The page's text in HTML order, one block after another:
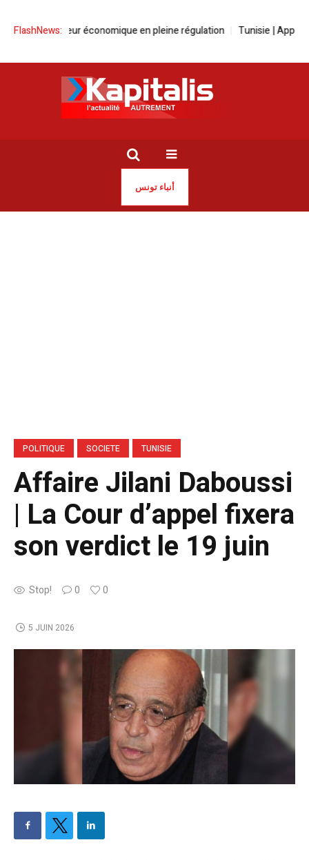
FlashNews:
secteur économique en pleine régulation Tunisie | Appel à la
أنباء تونس
POLITIQUE SOCIETE TUNISIE
Affaire Jilani Daboussi
| La Cour d’appel fixera
son verdict le 19 juin
Stop! 0 0
5 JUIN 2026